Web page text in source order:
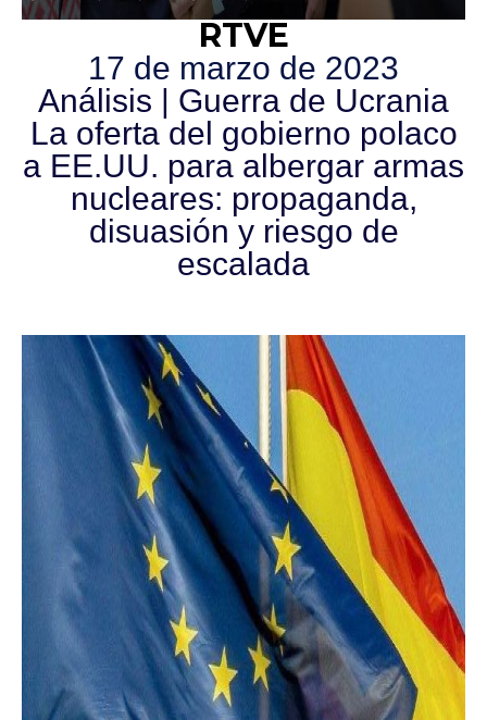
RTVE
17 de marzo de 2023
Análisis | Guerra de Ucrania
La oferta del gobierno polaco
a EE.UU. para albergar armas
nucleares: propaganda,
disuasión y riesgo de
escalada